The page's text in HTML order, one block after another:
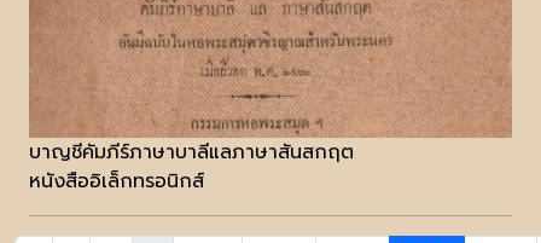
บาญชีคัมภีร์ภาษาบาลีแลภาษาสันสกฤต
หนังสืออิเล็กทรอนิกส์